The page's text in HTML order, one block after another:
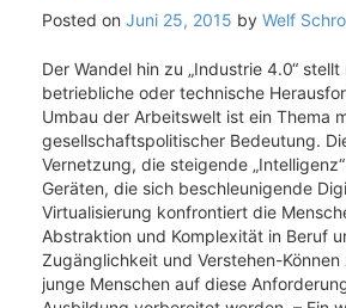
Posted on Juni 25, 2015 by Welf
Der Wandel hin zu „Industrie 4.0“
betriebliche oder technische
Umbau der Arbeitswelt ist ein Thema
gesellschaftspolitischer Bedeutung.
Vernetzung, die steigende
Geräten, die sich beschleunigende
Virtualisierung konfrontiert die
Abstraktion und Komplexität in Beruf
Zugänglichkeit und Verstehen-
junge Menschen auf diese